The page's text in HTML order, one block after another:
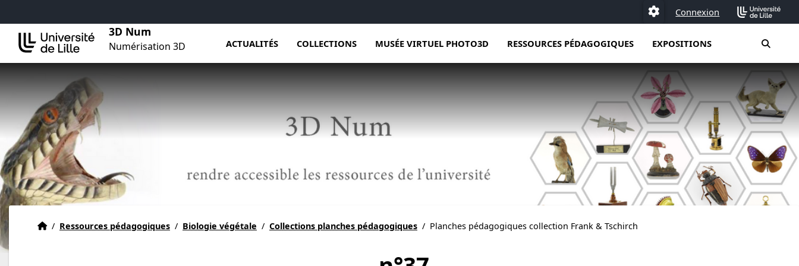
Paramétrage
Connexion
3D Num
Numérisation 3D ACTUALITÉS COLLECTIONS MUSÉE VIRTUEL PHOTO3D RESSOURCES PÉDAGOGIQUES EXPOSITIONS
Actualités
Accueil
/ Ressources pédagogiques / Biologie végétale / Collections planches pédagogiques / Planches pédagogiques collection Frank & Tschirch